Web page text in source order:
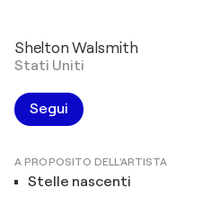
Shelton Walsmith
Stati Uniti
Segui
A PROPOSITO DELL'ARTISTA
Stelle nascenti